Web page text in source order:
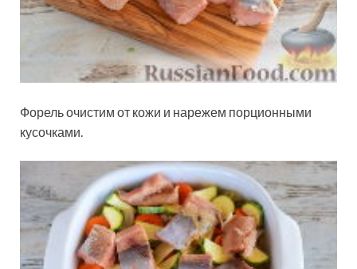
Форель очистим от кожи и нарежем порционными
кусочками.